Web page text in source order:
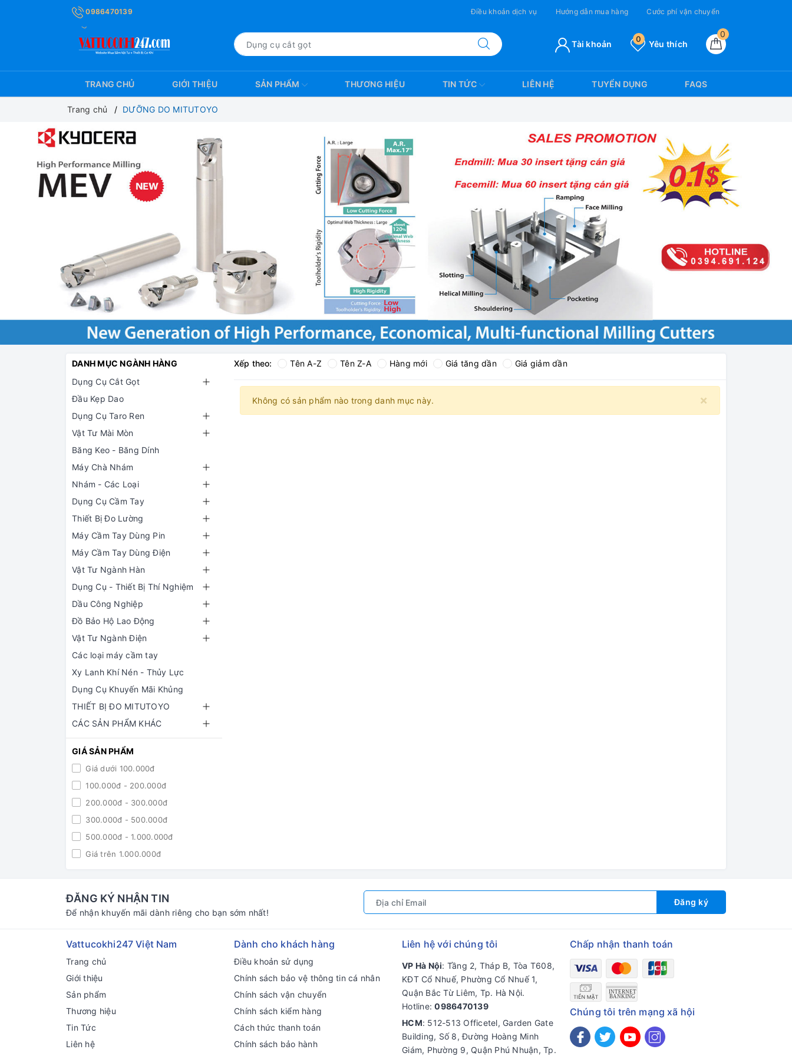
0986470139 Điều khoản dịch vụ Hướng dẫn mua hàng Cước phí vận chuyển
0
Yêu thích
0
Tài khoản
TRANG CHỦ GIỚI THIỆU SẢN PHẨM THƯƠNG HIỆU TIN TỨC LIÊN HỆ TUYỂN DỤNG FAQS
Trang chủ DƯỠNG DO MITUTOYO
DANH MỤC NGÀNH HÀNG
Dụng Cụ Cắt Gọt
Đầu Kẹp Dao
Dụng Cụ Taro Ren
Vật Tư Mài Mòn
Băng Keo - Băng Dính
Máy Chà Nhám
Nhám - Các Loại
Dụng Cụ Cầm Tay
Thiết Bị Đo Lường
Máy Cầm Tay Dùng Pin
Máy Cầm Tay Dùng Điện
Vật Tư Ngành Hàn
Dụng Cụ - Thiết Bị Thí Nghiệm
Dầu Công Nghiệp
Đồ Bảo Hộ Lao Động
Vật Tư Ngành Điện
Các loại máy cầm tay
Xy Lanh Khí Nén - Thủy Lực
Dụng Cụ Khuyến Mãi Khủng
THIẾT BỊ ĐO MITUTOYO
CÁC SẢN PHẨM KHÁC
GIÁ SẢN PHẨM
Giá dưới 100.000đ
100.000đ - 200.000đ
200.000đ - 300.000đ
300.000đ - 500.000đ
500.000đ - 1.000.000đ
Giá trên 1.000.000đ
Xếp theo: Tên A-Z Tên Z-A Hàng mới Giá tăng dần Giá giảm dần
×
Không có sản phẩm nào trong danh mục này.
ĐĂNG KÝ NHẬN TIN
Để nhận khuyến mãi dành riêng cho bạn sớm nhất!
Đăng ký
Vattucokhi247 Việt Nam
Trang chủ
Giới thiệu
Sản phẩm
Thương hiệu
Tin Tức
Liên hệ
Dành cho khách hàng
Điều khoản sử dụng
Chính sách bảo vệ thông tin cá nhân
Chính sách vận chuyển
Chính sách kiểm hàng
Cách thức thanh toán
Chính sách bảo hành
Liên hệ với chúng tôi
VP Hà Nội: Tầng 2, Tháp B, Tòa T608,
KĐT Cổ Nhuế, Phường Cổ Nhuế 1,
Quận Bắc Từ Liêm, Tp. Hà Nội.
Hotline:0986470139
HCM: 512-513 Officetel, Garden Gate
Building, Số 8, Đường Hoàng Minh
Giám, Phường 9, Quận Phú Nhuận, Tp.
Chấp nhận thanh toán
Chúng tôi trên mạng xã hội